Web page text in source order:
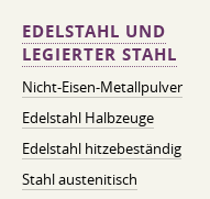
EDELSTAHL UND
LEGIERTER STAHL
Nicht-Eisen-Metallpulver
Edelstahl Halbzeuge
Edelstahl hitzebeständig
Stahl austenitisch